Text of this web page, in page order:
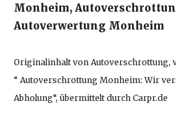
Monheim,
Autoverwertung Monheim
Originalinhalt von Autoverschrottung,
“ Autoverschrottung Monheim: Wir
Abholung“, übermittelt durch Carpr.de